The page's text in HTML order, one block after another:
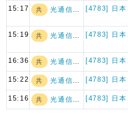
15:17 共 光通信(株)
15:19 共 光通信(株)
16:36 共 光通信(株)
15:22 共 光通信(株)
15:16 共 光通信(株)